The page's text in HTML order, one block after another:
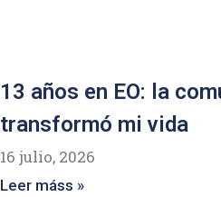
13 años en EO: la
transformó mi vida
16 julio, 2026
Leer máss »